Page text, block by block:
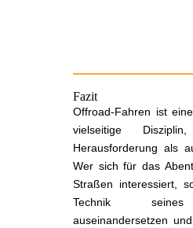
Fazit
Offroad-Fahren ist
vielseitige
Herausforderung als
Wer sich für das
Straßen interessiert,
Technik
auseinandersetzen